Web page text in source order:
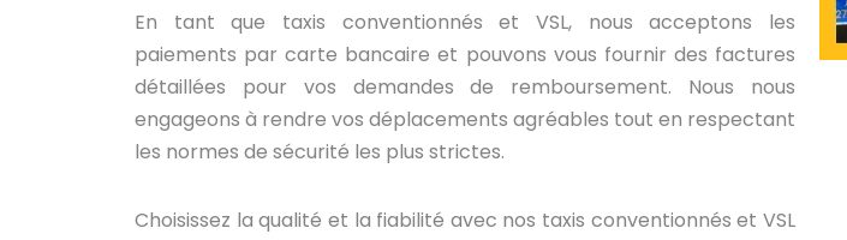
En tant que taxis conventionnés et VSL, nous acceptons les
paiements par carte bancaire et pouvons vous fournir des factures
détaillées pour vos demandes de remboursement. Nous nous
engageons à rendre vos déplacements agréables tout en respectant
les normes de sécurité les plus strictes.
Choisissez la qualité et la fiabilité avec nos taxis conventionnés et VSL